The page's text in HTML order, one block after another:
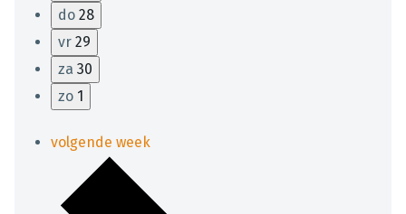
do 28
vr 29
za 30
zo 1
volgende week